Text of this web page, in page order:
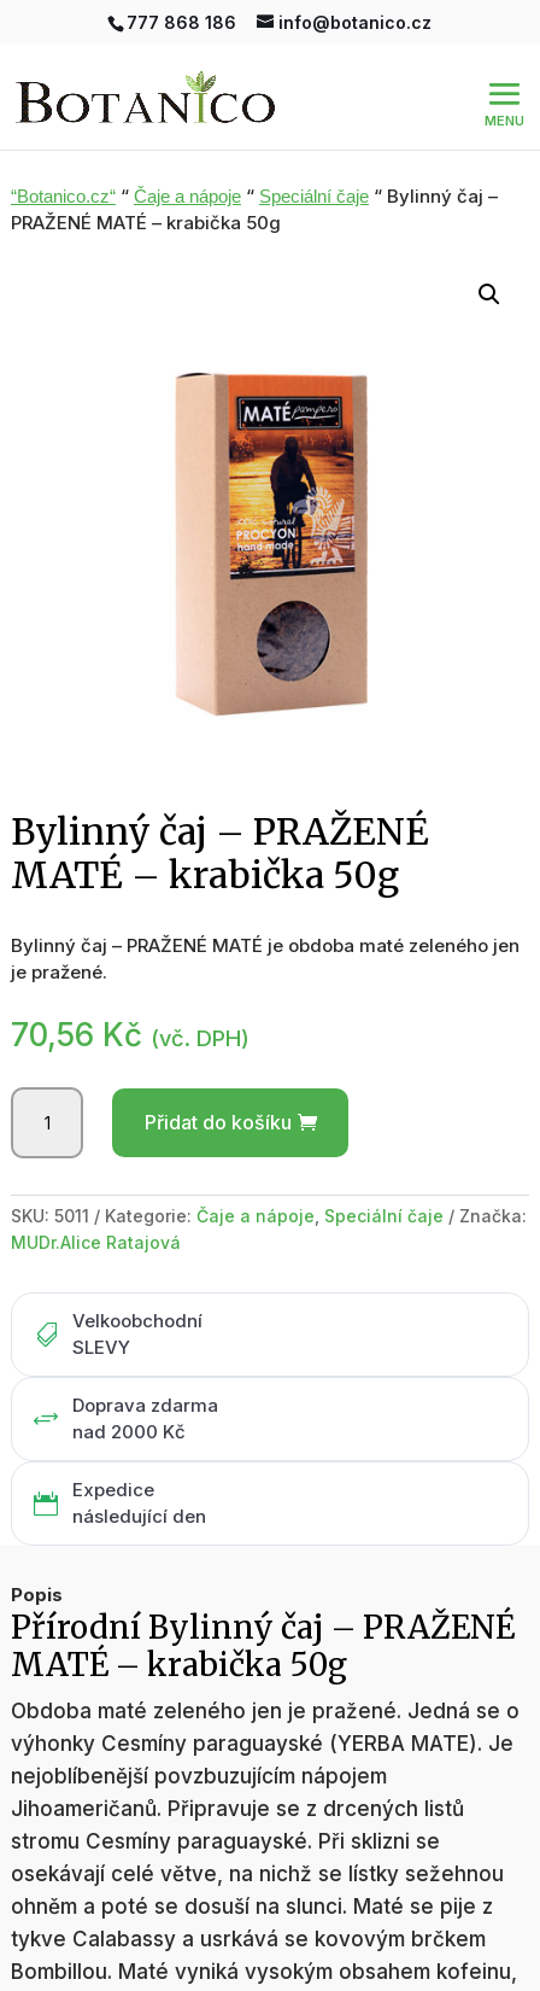
777 868 186 info@botanico.cz
“Botanico.cz““ Čaje a nápoje“ Speciální čaje“ Bylinný čaj –
PRAŽENÉ MATÉ – krabička 50g
Bylinný čaj – PRAŽENÉ
MATÉ – krabička 50g
Bylinný čaj – PRAŽENÉ MATÉ je obdoba maté zeleného jen
je pražené.
70,56 Kč (vč. DPH)
Bylinný
-
MATÉ
-
množství
Přidat do košíku
SKU: 5011 Kategorie: Čaje a nápoje Speciální čaje
Značka:
MUDr.Alice Ratajová

Velkoobchodní
SLEVY
+
Doprava zdarma
nad 2000 Kč

Expedice
následující den
Popis
Přírodní Bylinný čaj – PRAŽENÉ
MATÉ – krabička 50g
Obdoba maté zeleného jen je pražené. Jedná se o
výhonky Cesmíny paraguayské (YERBA MATE). Je
nejoblíbenější povzbuzujícím nápojem
Jihoameričanů. Připravuje se z drcených listů
stromu Cesmíny paraguayské. Při sklizni se
osekávají celé větve, na nichž se lístky sežehnou
ohněm a poté se dosuší na slunci. Maté se pije z
tykve Calabassy a usrkává se kovovým brčkem
Bombillou. Maté vyniká vysokým obsahem kofeinu,